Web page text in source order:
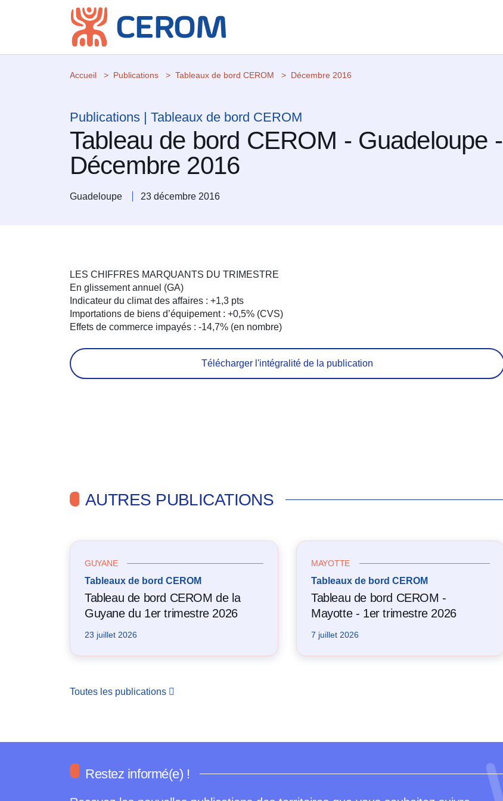
Accueil Publications Tableaux de bord CEROM Décembre 2016
Publications | Tableaux de bord CEROM
Tableau de bord CEROM - Guadeloupe -
Décembre 2016
Guadeloupe 23 décembre 2016
LES CHIFFRES MARQUANTS DU TRIMESTRE
En glissement annuel (GA)
Indicateur du climat des affaires : +1,3 pts
Importations de biens d’équipement : +0,5% (CVS)
Effets de commerce impayés : -14,7% (en nombre)
Télécharger l'intégralité de la publication
AUTRES PUBLICATIONS
GUYANE
Tableaux de bord CEROM
Tableau de bord CEROM de la
Guyane du 1er trimestre 2026
23 juillet 2026
MAYOTTE
Tableaux de bord CEROM
Tableau de bord CEROM -
Mayotte - 1er trimestre 2026
7 juillet 2026
Toutes les publications
Restez informé(e) !